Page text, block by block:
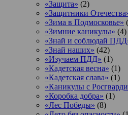
«Защита» (2)
«Защитники
«Зима в Подмосковье»
«Зимние каникулы» (4)
«Знай и соблюдай
«Знай наших» (42)
«Изучаем ПДД» (1)
«Кадетская весна» (1)
«Кадетская слава» (1)
«Каникулы с
«Коробка добра» (1)
«Лес Победы» (8)